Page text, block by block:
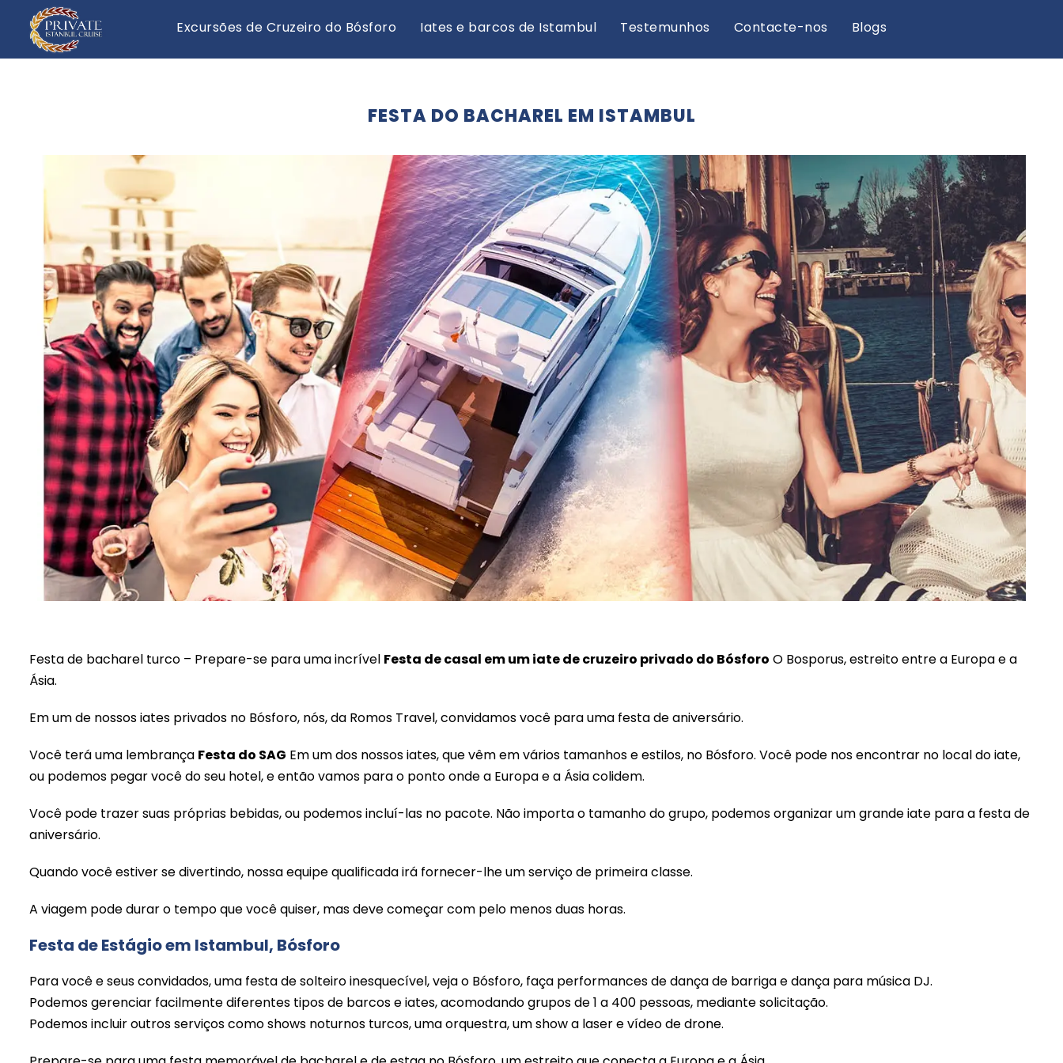
Excursões de Cruzeiro do Bósforo Iates e barcos de Istambul Testemunhos Contacte-nos Blogs
FESTA DO BACHAREL EM ISTAMBUL
Festa de bacharel turco – Prepare-se para uma incrível Festa de casal em um iate de cruzeiro privado do Bósforo O Bosporus, estreito entre a Europa e a
Ásia.
Em um de nossos iates privados no Bósforo, nós, da Romos Travel, convidamos você para uma festa de aniversário.
Você terá uma lembrança Festa do SAG Em um dos nossos iates, que vêm em vários tamanhos e estilos, no Bósforo. Você pode nos encontrar no local do iate,
ou podemos pegar você do seu hotel, e então vamos para o ponto onde a Europa e a Ásia colidem.
Você pode trazer suas próprias bebidas, ou podemos incluí-las no pacote. Não importa o tamanho do grupo, podemos organizar um grande iate para a festa de
aniversário.
Quando você estiver se divertindo, nossa equipe qualificada irá fornecer-lhe um serviço de primeira classe.
A viagem pode durar o tempo que você quiser, mas deve começar com pelo menos duas horas.
Festa de Estágio em Istambul, Bósforo
Para você e seus convidados, uma festa de solteiro inesquecível, veja o Bósforo, faça performances de dança de barriga e dança para música DJ.
Podemos gerenciar facilmente diferentes tipos de barcos e iates, acomodando grupos de 1 a 400 pessoas, mediante solicitação.
Podemos incluir outros serviços como shows noturnos turcos, uma orquestra, um show a laser e vídeo de drone.